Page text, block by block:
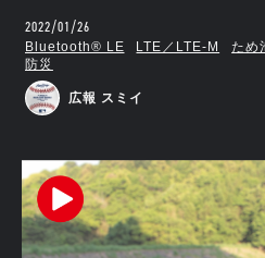
2022/01/26
Bluetooth®︎ LE LTE／LTE-M ため
防災
広報 スミイ